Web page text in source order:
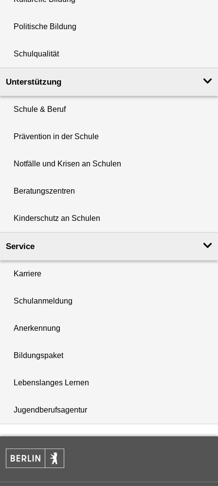
Politische Bildung
Schulqualität
Unterstützung
Schule & Beruf
Prävention in der Schule
Notfälle und Krisen an Schulen
Beratungszentren
Kinderschutz an Schulen
Service
Karriere
Schulanmeldung
Anerkennung
Bildungspaket
Lebenslanges Lernen
Jugendberufsagentur